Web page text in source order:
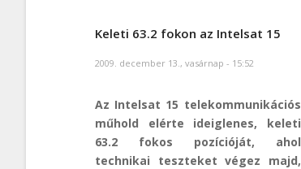
Keleti 63.2 fokon az Intelsat 15
2009. december 13., vasárnap - 15:52
Az Intelsat 15 telekommunikációs
műhold elérte ideiglenes, keleti
63.2 fokos pozícióját, ahol
technikai teszteket végez majd,